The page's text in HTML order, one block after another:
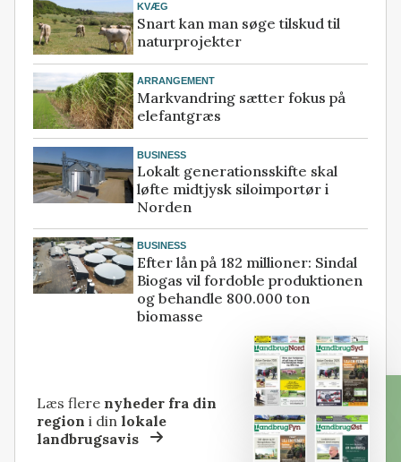
KVÆG
Snart kan man søge tilskud til
naturprojekter
ARRANGEMENT
Markvandring sætter fokus på
elefantgræs
BUSINESS
Lokalt generationsskifte skal
løfte midtjysk siloimportør i
Norden
BUSINESS
Efter lån på 182 millioner: Sindal
Biogas vil fordoble produktionen
og behandle 800.000 ton
biomasse
Læs flere nyheder fra din
region i dinlokale
landbrugsavis